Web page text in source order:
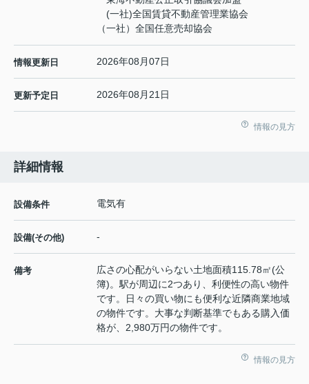
(一社)全国賃貸不動産管理業協会
（一社）全国任意売却協会
情報更新日 2026年08月07日
更新予定日 2026年08月21日
情報の見方
詳細情報
設備条件 電気有
設備(その他) -
備考
広さの心配がいらない土地面積115.78㎡(公
簿)。駅が周辺に2つあり、利便性の高い物件
です。日々の買い物にも便利な近隣商業地域
の物件です。大事な判断基準でもある購入価
格が、2,980万円の物件です。
情報の見方